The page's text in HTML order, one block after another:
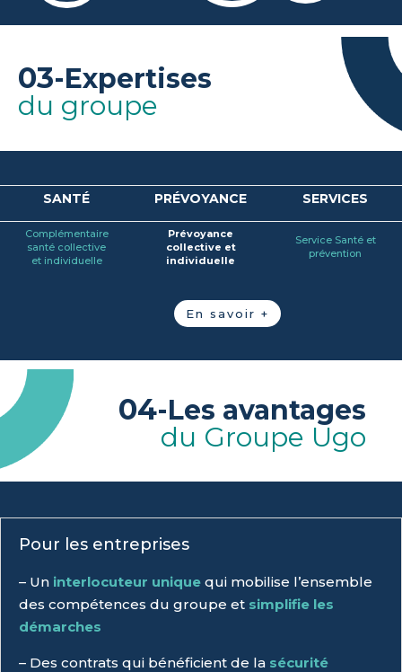
03-Expertises
du groupe
SANTÉ PRÉVOYANCE SERVICES
Complémentaire
santé collective
et individuelle
Prévoyance
collective et
individuelle
Service Santé et
prévention
En savoir +
04-Les avantages
du Groupe Ugo
Pour les entreprises
– Un interlocuteur unique qui mobilise l’ensemble
des compétences du groupe et simplifie les
démarches
– Des contrats qui bénéficient de la sécurité